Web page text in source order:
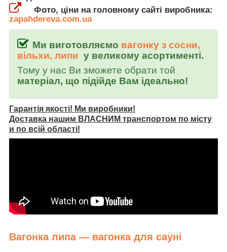
Фото, ціни на головному сайті виробника:
zapahdereva.com.ua
Ми виготовляємо вагонку з сосни,
вільхи, липи у великому асортименті.
Тому у нас Ви зможете обрати той
матеріал, що підійде Вам ідеально!
Гарантія якості! Ми виробники!
Доставка нашим ВЛАСНИМ транспортом по місту
и по всій області!
Вагонка липа — вагонка для сауні